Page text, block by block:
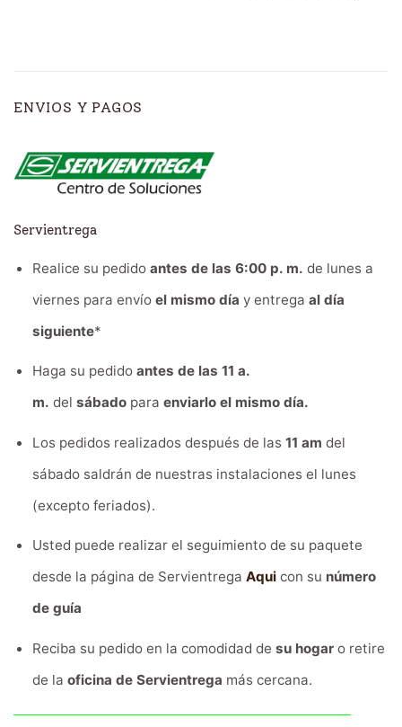
ENVIOS Y PAGOS
Servientrega
Realice su pedido antes de las 6:00 p. m. de lunes a
viernes para envío el mismo día y entrega al día
siguiente*
Haga su pedido antes de las 11 a.
m. del sábadopara enviarlo el mismo día.
Los pedidos realizados después de las 11 am del
sábado saldrán de nuestras instalaciones el lunes
(excepto feriados).
Usted puede realizar el seguimiento de su paquete
desde la página de Servientrega Aquicon su número
de guía
Reciba su pedido en la comodidad de su hogaro retire
de la oficina de Servientrega más cercana.